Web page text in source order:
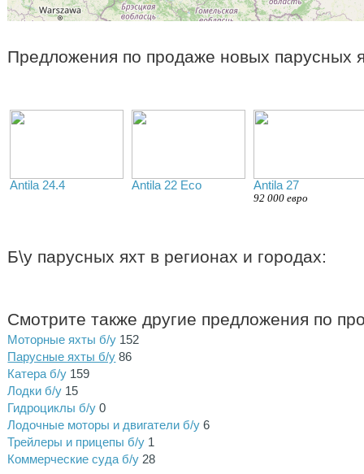
Предложения по продаже новых парусных
Antila 24.4 Antila 22 Eco Antila 27
92 000 евро
Б\у парусных яхт в регионах и городах:
Смотрите также другие предложения по
Моторные яхты б/у 152
Парусные яхты б/у 86
Катера б/у 159
Лодки б/у 15
Гидроциклы б/у 0
Лодочные моторы и двигатели б/у 6
Трейлеры и прицепы б/у 1
Коммерческие суда б/у 28